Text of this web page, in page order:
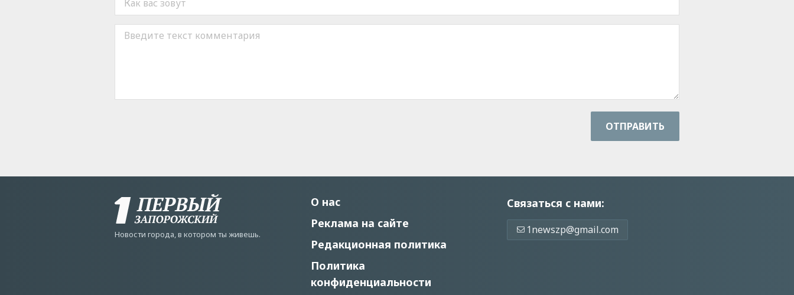
ОТПРАВИТЬ
Новости города, в котором ты живешь.
О нас
Реклама на сайте
Редакционная политика
Политика
конфиденциальности
Связаться с нами:
1newszp@gmail.com